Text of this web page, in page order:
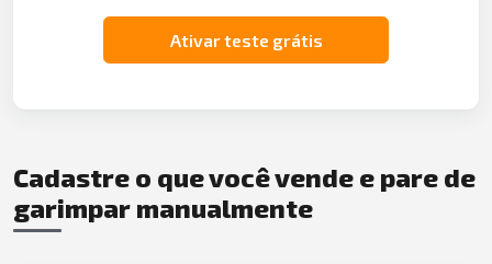
Ativar teste grátis
Cadastre o que você vende e pare de
garimpar manualmente